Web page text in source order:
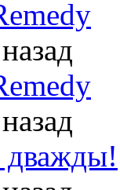
дважды!